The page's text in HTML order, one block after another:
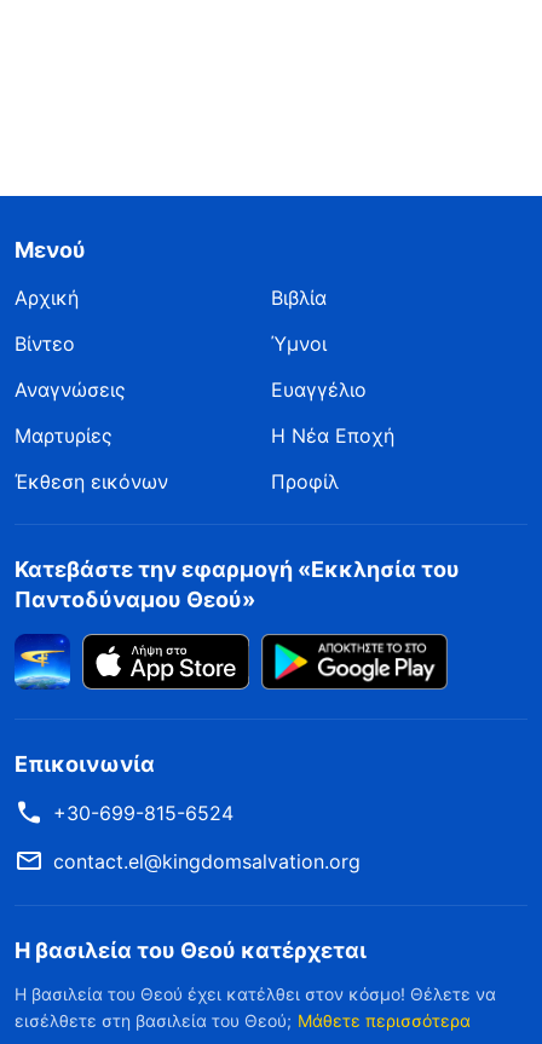
Μενού
Αρχική
Βιβλία
Βίντεο
Ύμνοι
Αναγνώσεις
Ευαγγέλιο
Μαρτυρίες
Η Νέα Εποχή
Έκθεση εικόνων
Προφίλ
Κατεβάστε την εφαρμογή «Εκκλησία του
Παντοδύναμου Θεού»
Επικοινωνία
+30-699-815-6524
contact.el@kingdomsalvation.org
Η βασιλεία του Θεού κατέρχεται
Η βασιλεία του Θεού έχει κατέλθει στον κόσμο! Θέλετε να
εισέλθετε στη βασιλεία του Θεού; Μάθετε περισσότερα